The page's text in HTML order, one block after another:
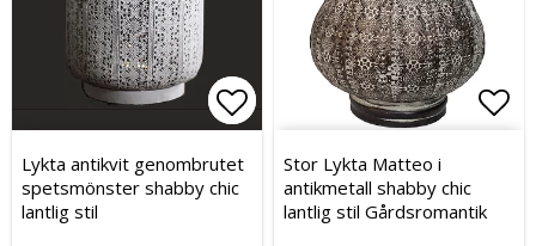
Lägg till i favoritlistan
Lägg till i favoritlistan
Lykta antikvit genombrutet
spetsmönster shabby chic
lantlig stil
Stor Lykta Matteo i
antikmetall shabby chic
lantlig stil Gårdsromantik